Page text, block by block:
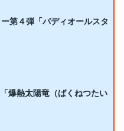
第４弾「バディオールスタ
爆熱太陽竜（ばくねつたい